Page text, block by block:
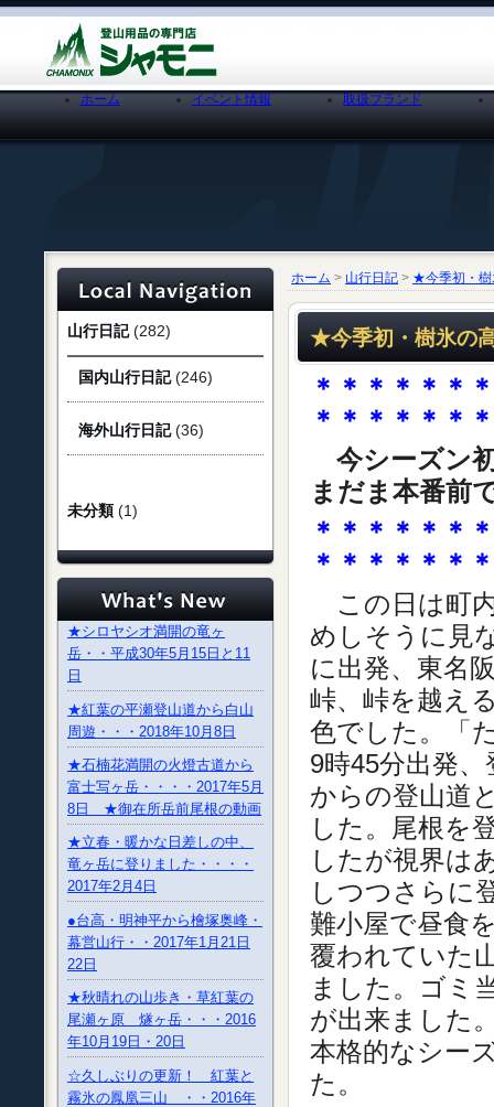
ホーム イベント情報 取扱ブランド
山行日記(282)
国内山行日記(246)
海外山行日記(36)
未分類(1)
★シロヤシオ満開の竜ヶ
岳・・平成30年5月15日と11
日
★紅葉の平瀬登山道から白山
周遊・・・2018年10月8日
★石楠花満開の火燈古道から
富士写ヶ岳・・・・2017年5月
8日 ★御在所岳前尾根の動画
★立春・暖かな日差しの中、
竜ヶ岳に登りました・・・・
2017年2月4日
●台高・明神平から檜塚奥峰・
幕営山行・・2017年1月21日
22日
★秋晴れの山歩き・草紅葉の
尾瀬ヶ原 燧ヶ岳・・・2016
年10月19日・20日
☆久しぶりの更新！ 紅葉と
霧氷の鳳凰三山 ・・2016年
ホーム > 山行日記 > ★今季初・樹
★今季初・樹氷の
＊＊＊＊＊＊
＊＊＊＊＊＊
今シーズン
まだま本番前
＊＊＊＊＊＊
＊＊＊＊＊＊
この日は町
めしそうに見
に出発、東名
峠、峠を越え
色でした。「
9時45分出発
からの登山道
した。尾根を
したが視界は
しつつさらに
難小屋で昼食
覆われていた
ました。ゴミ
が出来ました
本格的なシー
た。